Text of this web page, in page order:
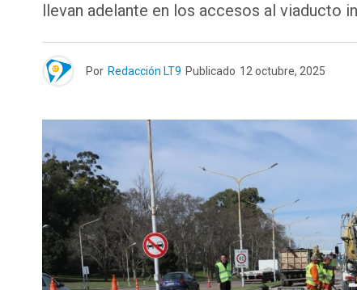
llevan adelante en los accesos al viaducto
Por Redacción LT9 Publicado 12 octubre, 2025